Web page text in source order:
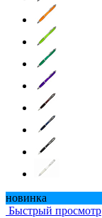
новинка
Быстрый просмотр